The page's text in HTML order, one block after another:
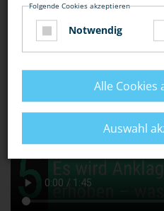
Folgende Cookies akzeptieren
Notwendig
Alle Cookies
Auswahl